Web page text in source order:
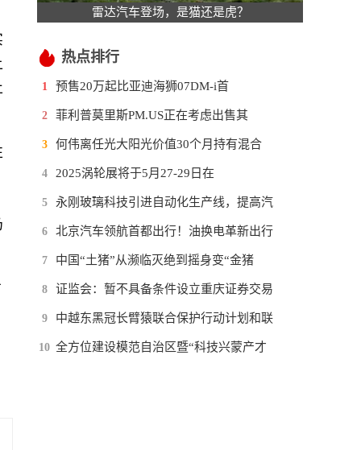
雷达汽车登场，是猫还是虎？
热点排行
1 预售20万起比亚迪海狮07DM-i首
2 菲利普莫里斯PM.US正在考虑出售其
3 何伟离任光大阳光价值30个月持有混合
4 2025涡轮展将于5月27-29日在
5 永刚玻璃科技引进自动化生产线，提高汽
6 北京汽车领航首都出行！油换电革新出行
7 中国“土猪”从濒临灭绝到摇身变“金猪
8 证监会：暂不具备条件设立重庆证券交易
9 中越东黑冠长臂猿联合保护行动计划和联
10 全方位建设模范自治区暨“科技兴蒙产才